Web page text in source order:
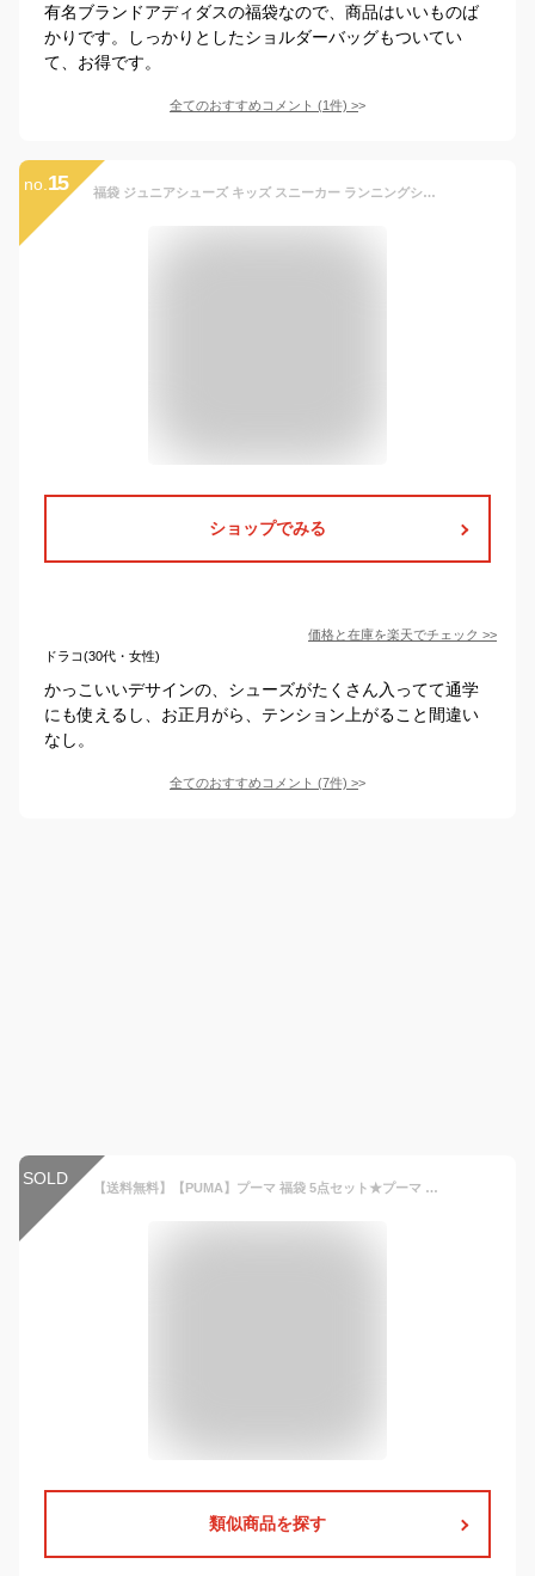
有名ブランドアディダスの福袋なので、商品はいいものば
かりです。しっかりとしたショルダーバッグもついてい
て、お得です。
全てのおすすめコメント (1件) >
no. 15 福袋 ジュニアシューズ キッズ スニーカー ランニングシューズ スーパースター アシックス アディダス ダンガン チャンピオン アンリミティブ 子供靴 運動靴 男の子 女の子
ショップでみる
価格と在庫を楽天でチェック >>
ドラコ(30代・女性)
かっこいいデサインの、シューズがたくさん入ってて通学
にも使えるし、お正月がら、テンション上がること間違い
なし。
全てのおすすめコメント (7件) >
SOLD 【送料無料】【PUMA】プーマ 福袋 5点セット★プーマ 福袋 2024 ジュニア 男の子 130cm 140cm 150cm 160cm スポーツ ブランド セットアップ ウェア トップス ジャケット 半袖Tシャツ ジムサック 運動
類似商品を探す